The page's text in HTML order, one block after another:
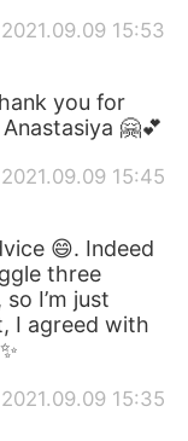
2021.09.09 15:53
you for
🤗💕
2021.09.09 15:45
😄. Indeed
three
I’m just
I agreed with
2021.09.09 15:35